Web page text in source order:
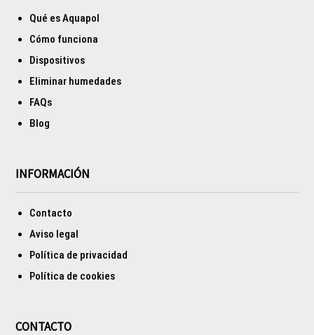
Qué es Aquapol
Cómo funciona
Dispositivos
Eliminar humedades
FAQs
Blog
INFORMACIÓN
Contacto
Aviso legal
Política de privacidad
Política de cookies
CONTACTO